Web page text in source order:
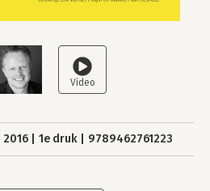
2016 1e druk 9789462761223